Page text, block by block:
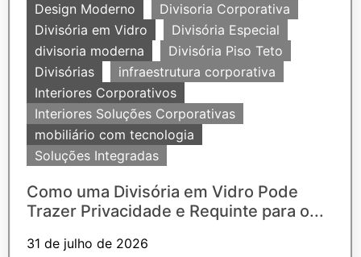
Design Moderno
Divisoria Corporativa
Divisória em Vidro
Divisória Especial
divisoria moderna
Divisória Piso Teto
Divisórias
infraestrutura corporativa
Interiores Corporativos
Interiores Soluções Corporativas
mobiliário com tecnologia
Soluções Integradas
Como uma Divisória em Vidro Pode
Trazer Privacidade e Requinte para o...
31 de julho de 2026